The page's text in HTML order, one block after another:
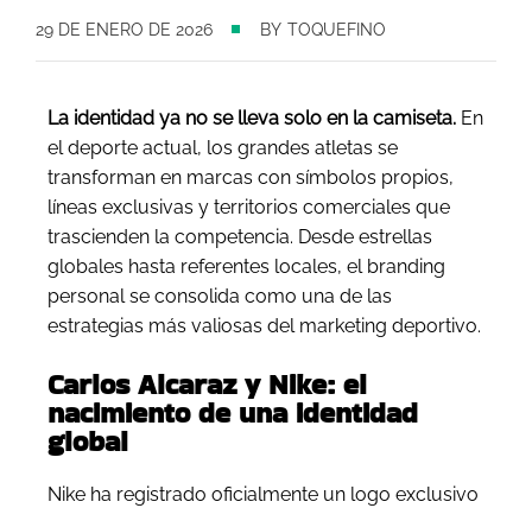
29 DE ENERO DE 2026 BY TOQUEFINO
La identidad ya no se lleva solo en la camiseta. En
el deporte actual, los grandes atletas se
transforman en marcas con símbolos propios,
líneas exclusivas y territorios comerciales que
trascienden la competencia. Desde estrellas
globales hasta referentes locales, el branding
personal se consolida como una de las
estrategias más valiosas del marketing deportivo.
Carlos Alcaraz y Nike: el
nacimiento de una identidad
global
Nike ha registrado oficialmente un logo exclusivo